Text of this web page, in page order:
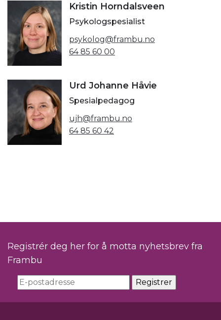
Kristin Horndalsveen
Psykologspesialist
psykolog@frambu.no
64 85 60 00
Urd Johanne Håvie
Spesialpedagog
ujh@frambu.no
64 85 60 42
Registrér deg her for å motta nyhetsbrev fra
Frambu